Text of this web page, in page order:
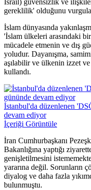
İsrail) güvensizlik ve
gereklilik' olduğunu
İslam dünyasında
'İslam ülkeleri arasındaki
mücadele etmenin ve dış
yoludur. Dayanışma,
aşılabilir ve ülkenin izzet
kullandı.
İstanbul'da düzenlenen
devam ediyor
İçeriği Görüntüle
İran Cumhurbaşkanı
Bakanlığına yaptığı
genişletilmesini
yararına değil. Sorunların
diyalog ve daha fazla
bulunmuştu.